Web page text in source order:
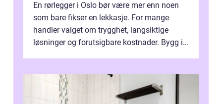
En rørlegger i Oslo bør være mer enn noen
som bare fikser en lekkasje. For mange
handler valget om trygghet, langsiktige
løsninger og forutsigbare kostnader. Bygg i